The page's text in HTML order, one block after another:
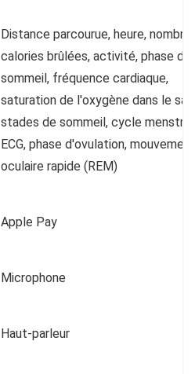
Distance parcourue, heure, nombre
calories brûlées, activité, phase de
sommeil, fréquence cardiaque,
saturation de l'oxygène dans le
stades de sommeil, cycle
ECG, phase d'ovulation, mouvement
oculaire rapide (REM)
Apple Pay
Microphone
Haut-parleur